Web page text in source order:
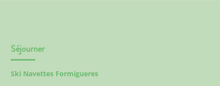
Séjourner
Ski Navettes Formigueres